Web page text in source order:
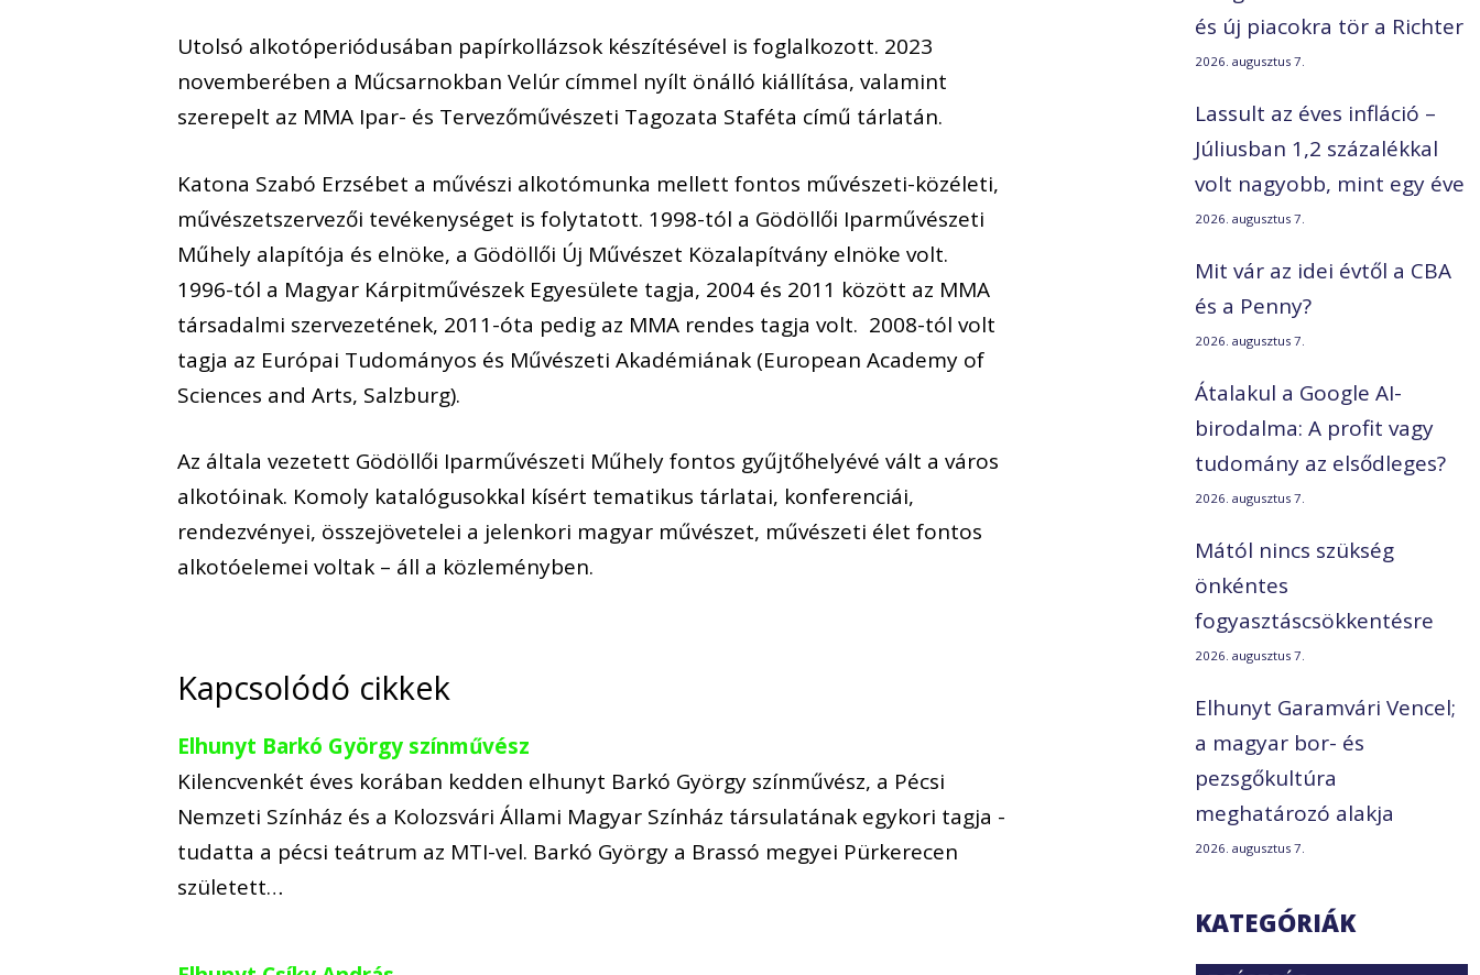
Utolsó alkotóperiódusában papírkollázsok készítésével is foglalkozott. 2023
novemberében a Műcsarnokban Velúr címmel nyílt önálló kiállítása, valamint
szerepelt az MMA Ipar- és Tervezőművészeti Tagozata Staféta című tárlatán.
Katona Szabó Erzsébet a művészi alkotómunka mellett fontos művészeti-közéleti,
művészetszervezői tevékenységet is folytatott. 1998-tól a Gödöllői Iparművészeti
Műhely alapítója és elnöke, a Gödöllői Új Művészet Közalapítvány elnöke volt.
1996-tól a Magyar Kárpitművészek Egyesülete tagja, 2004 és 2011 között az MMA
társadalmi szervezetének, 2011-óta pedig az MMA rendes tagja volt. 2008-tól volt
tagja az Európai Tudományos és Művészeti Akadémiának (European Academy of
Sciences and Arts, Salzburg).
Az általa vezetett Gödöllői Iparművészeti Műhely fontos gyűjtőhelyévé vált a város
alkotóinak. Komoly katalógusokkal kísért tematikus tárlatai, konferenciái,
rendezvényei, összejövetelei a jelenkori magyar művészet, művészeti élet fontos
alkotóelemei voltak – áll a közleményben.
Kapcsolódó cikkek
Elhunyt Barkó György színművész
Kilencvenkét éves korában kedden elhunyt Barkó György színművész, a Pécsi
Nemzeti Színház és a Kolozsvári Állami Magyar Színház társulatának egykori tagja -
tudatta a pécsi teátrum az MTI-vel. Barkó György a Brassó megyei Pürkerecen
született…
és új piacokra tör a Richter
2026. augusztus 7.
Lassult az éves infláció –
Júliusban 1,2 százalékkal
volt nagyobb, mint egy éve
2026. augusztus 7.
Mit vár az idei évtől a CBA
és a Penny?
2026. augusztus 7.
Átalakul a Google AI-
birodalma: A profit vagy
tudomány az elsődleges?
2026. augusztus 7.
Mától nincs szükség
önkéntes
fogyasztáscsökkentésre
2026. augusztus 7.
Elhunyt Garamvári Vencel;
a magyar bor- és
pezsgőkultúra
meghatározó alakja
2026. augusztus 7.
KATEGÓRIÁK